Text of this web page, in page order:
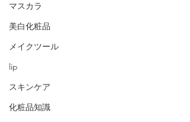
マスカラ
美白化粧品
メイクツール
lip
スキンケア
化粧品知識